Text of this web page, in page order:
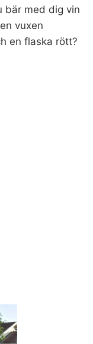
bär med dig vin
vuxen
en flaska rött?